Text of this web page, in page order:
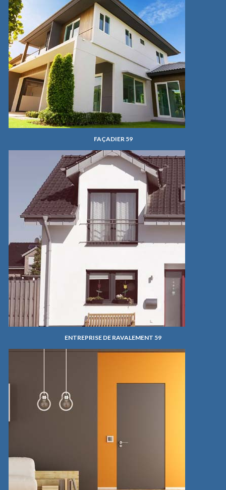
FAÇADIER 59
ENTREPRISE DE RAVALEMENT 59